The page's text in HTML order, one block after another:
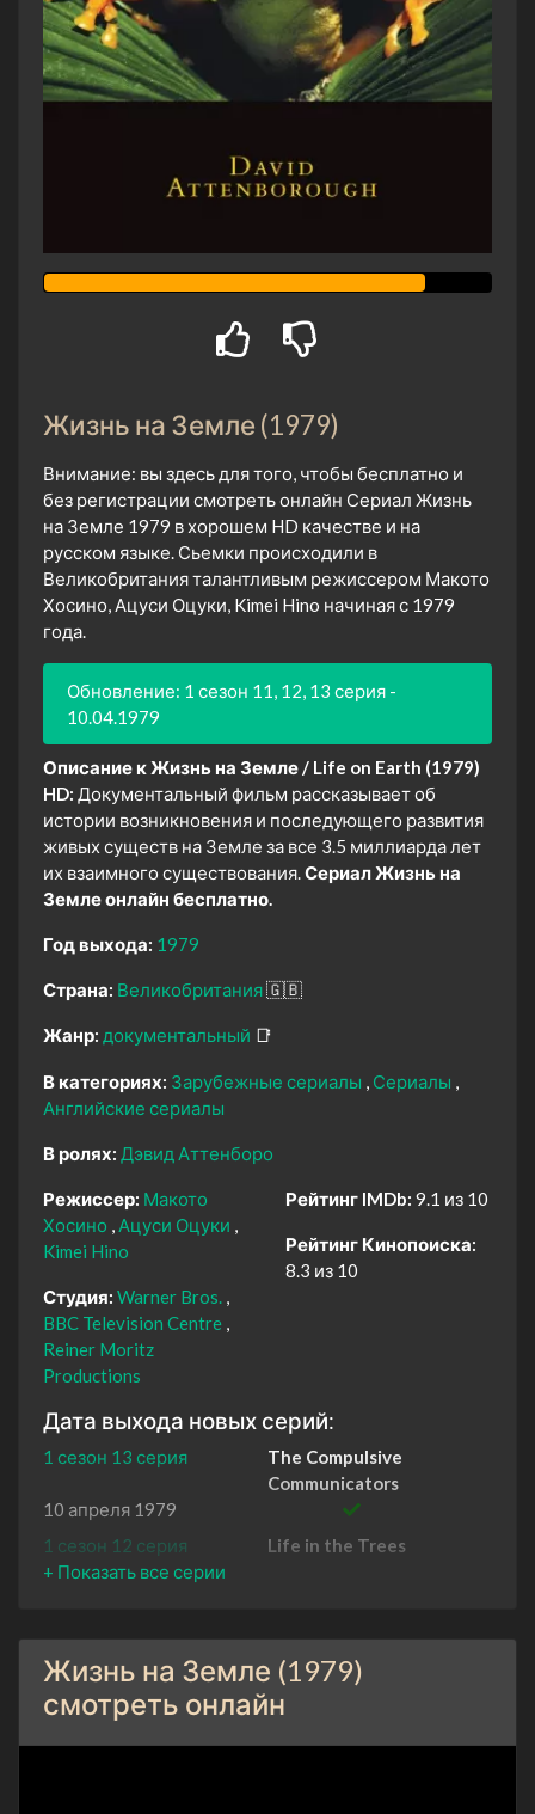
Жизнь на Земле (1979)
Внимание: вы здесь для того, чтобы бесплатно и
без регистрации смотреть онлайн Сериал Жизнь
на Земле 1979 в хорошем HD качестве и на
русском языке. Сьемки происходили в
Великобритания талантливым режиссером Макото
Хосино, Ацуси Оцуки, Kimei Hino начиная с 1979
года.
Обновление: 1 сезон 11, 12, 13 серия -
10.04.1979
Описание к Жизнь на Земле / Life on Earth (1979)
HD: Документальный фильм рассказывает об
истории возникновения и последующего развития
живых существ на Земле за все 3.5 миллиарда лет
их взаимного существования.Сериал Жизнь на
Земле онлайн бесплатно.
Год выхода: 1979
Страна: Великобритания🇬🇧
Жанр: документальный 📑
В категориях: Зарубежные сериалы
Сериалы
Английские сериалы
В ролях: Дэвид Аттенборо
Режиссер: Макото
Хосино
Ацуси Оцуки
Kimei Hino
Студия: Warner Bros.
BBC Television Centre
Reiner Moritz
Productions
Рейтинг IMDb: 9.1 из 10
Рейтинг Кинопоиска:
8.3 из 10
Дата выхода новых серий:
1 сезон 13 серия
The Compulsive
Communicators
10 апреля 1979
1 сезон 12 серия
Life in the Trees
3 апреля 1979
1 сезон 10 серия
Theme and Variations
20 марта 1979
Жизнь на Земле (1979)
смотреть онлайн